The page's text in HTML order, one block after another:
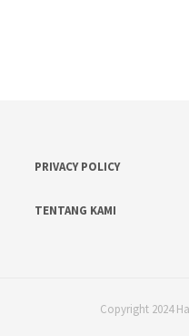
PRIVACY POLICY
TENTANG KAMI
Copyright 2024